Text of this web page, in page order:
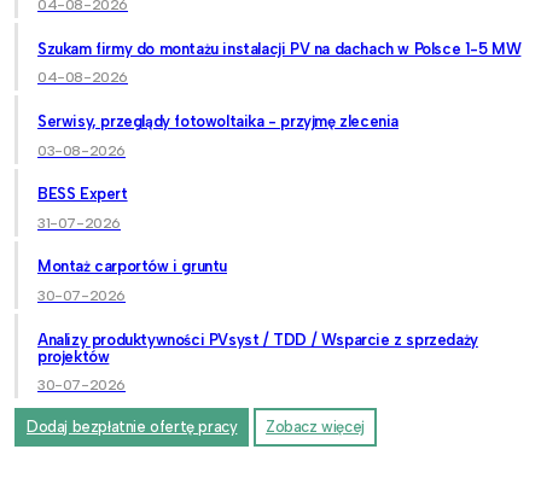
04-08-2026
Szukam firmy do montażu instalacji PV na dachach w Polsce 1-5 MW
04-08-2026
Serwisy, przeglądy fotowoltaika - przyjmę zlecenia
03-08-2026
BESS Expert
31-07-2026
Montaż carportów i gruntu
30-07-2026
Analizy produktywności PVsyst / TDD / Wsparcie z sprzedaży
projektów
30-07-2026
Dodaj bezpłatnie ofertę pracy Zobacz więcej